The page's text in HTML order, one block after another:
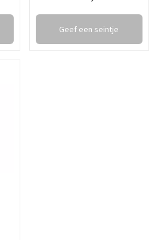
Geef een seintje